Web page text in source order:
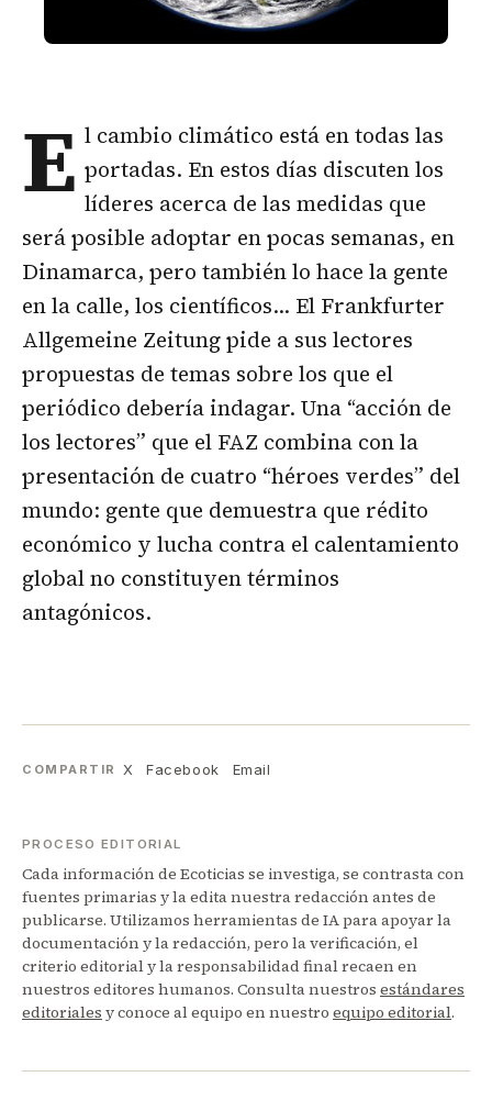
E l cambio climático está en todas las
portadas. En estos días discuten los
líderes acerca de las medidas que
será posible adoptar en pocas semanas, en
Dinamarca, pero también lo hace la gente
en la calle, los científicos… El Frankfurter
Allgemeine Zeitung pide a sus lectores
propuestas de temas sobre los que el
periódico debería indagar. Una “acción de
los lectores” que el FAZ combina con la
presentación de cuatro “héroes verdes” del
mundo: gente que demuestra que rédito
económico y lucha contra el calentamiento
global no constituyen términos
antagónicos.
COMPARTIR X Facebook Email
PROCESO EDITORIAL
Cada información de Ecoticias se investiga, se contrasta con
fuentes primarias y la edita nuestra redacción antes de
publicarse. Utilizamos herramientas de IA para apoyar la
documentación y la redacción, pero la verificación, el
criterio editorial y la responsabilidad final recaen en
nuestros editores humanos. Consulta nuestros estándares
editoriales y conoce al equipo en nuestro equipo editorial.